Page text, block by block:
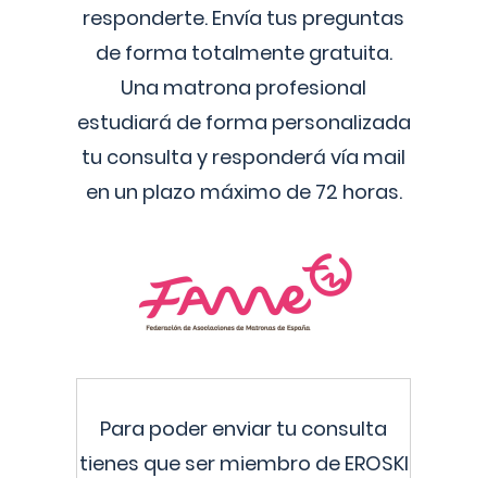
responderte. Envía tus preguntas
de forma totalmente gratuita.
Una matrona profesional
estudiará de forma personalizada
tu consulta y responderá vía mail
en un plazo máximo de 72 horas.
Para poder enviar tu consulta
tienes que ser miembro de EROSKI